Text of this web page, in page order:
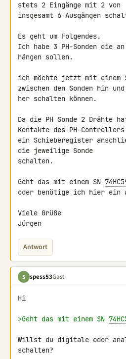
stets 2 Eingänge mit 2 von
insgesamt 6 Ausgängen
Es geht um Folgendes.
Ich habe 3 PH-Sonden die
hängen sollen.
ich möchte jetzt mit einem
zwischen den Sonden hin und
her schalten können.
Da die PH Sonde 2 Drähte
Kontakte des PH-
ein Schieberegister
die jeweilige Sonde
schalten.
Geht das mit einem SN
oder benötige ich hier ein
Viele Grüße
Jürgen
Antwort
S spess53Gast
Hi
>Geht das mit einem SN
Willst du digitale oder
schalten?